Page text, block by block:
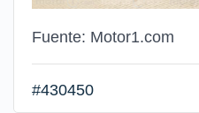
Fuente: Motor1.com
#430450